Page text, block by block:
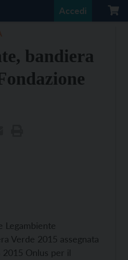
Accedi
bandiera
Legambiente
Verde 2015 assegnata
2015 Onlus per il